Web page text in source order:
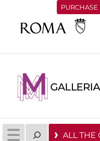
PURCHASE
ALL THE